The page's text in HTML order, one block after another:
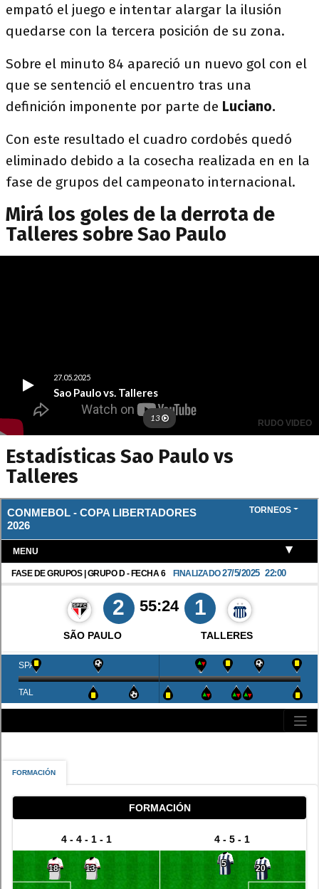
empató el juego e intentar alargar la ilusión
quedarse con la tercera posición de su zona.
Sobre el minuto 84 apareció un nuevo gol con el
que se sentenció el encuentro tras una
definición imponente por parte de Luciano.
Con este resultado el cuadro cordobés quedó
eliminado debido a la cosecha realizada en en la
fase de grupos del campeonato internacional.
Mirá los goles de la derrota de
Talleres sobre Sao Paulo
Estadísticas Sao Paulo vs
Talleres